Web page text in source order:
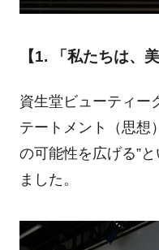
【1. 「私たちは、
資生堂ビューティー
テートメント（思想
の可能性を広げる”
ました。